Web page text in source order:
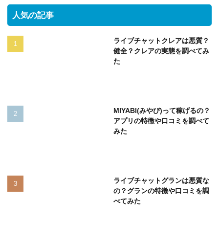
人気の記事
ライブチャットクレアは悪質？
健全？クレアの実態を調べてみ
た
MIYABI(みやび)って稼げるの？
アプリの特徴や口コミを調べて
みた
ライブチャットグランは悪質な
の？グランの特徴や口コミを調
べてみた